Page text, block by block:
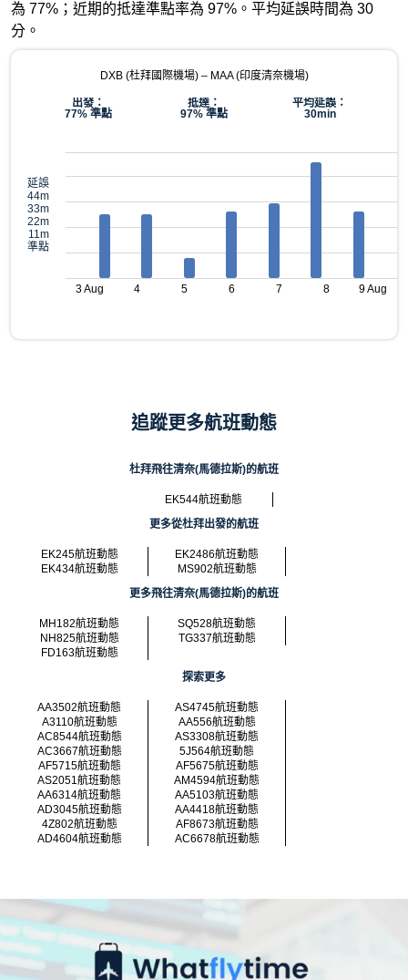
為 77%；近期的抵達準點率為 97%。平均延誤時間為 30
分。
DXB (杜拜國際機場) – MAA (印度清奈機場)
出發：
77% 準點
抵達：
97% 準點
平均延誤：
30min
延誤
44m
33m
22m
11m
準點
3 Aug 4 5 6 7 8 9 Aug
追蹤更多航班動態
杜拜飛往清奈(馬德拉斯)的航班
EK544航班動態
更多從杜拜出發的航班
EK245航班動態
EK2486航班動態
EK434航班動態
MS902航班動態
更多飛往清奈(馬德拉斯)的航班
MH182航班動態
SQ528航班動態
NH825航班動態
TG337航班動態
FD163航班動態
探索更多
AA3502航班動態
AS4745航班動態
A3110航班動態
AA556航班動態
AC8544航班動態
AS3308航班動態
AC3667航班動態
5J564航班動態
AF5715航班動態
AF5675航班動態
AS2051航班動態
AM4594航班動態
AA6314航班動態
AA5103航班動態
AD3045航班動態
AA4418航班動態
4Z802航班動態
AF8673航班動態
AD4604航班動態
AC6678航班動態